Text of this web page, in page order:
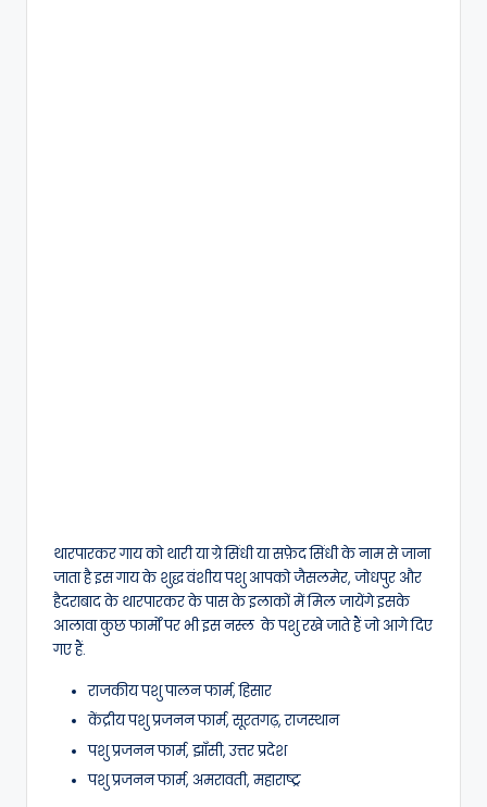
थारपारकर गाय को थारी या ग्रे सिंधी या सफ़ेद सिंधी के नाम से जाना
जाता है इस गाय के शुद्ध वंशीय पशु आपको जैसलमेर, जोधपुर और
हैदराबाद के थारपारकर के पास के इलाकों में मिल जायेंगे इसके
आलावा कुछ फार्मों पर भी इस नस्ल के पशु रखे जाते हैं जो आगे दिए
गए हैं.
राजकीय पशु पालन फार्म, हिसार
केंद्रीय पशु प्रजनन फार्म, सूरतगढ़, राजस्थान
पशु प्रजनन फार्म, झाँसी, उत्तर प्रदेश
पशु प्रजनन फार्म, अमरावती, महाराष्ट्र